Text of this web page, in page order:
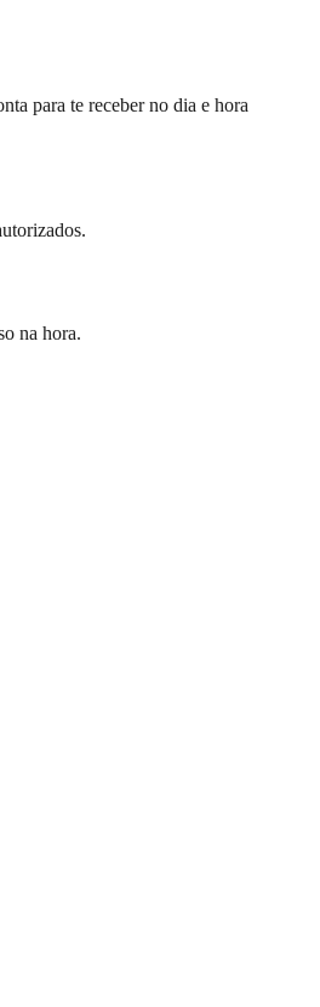
para te receber no dia e hora
na hora.